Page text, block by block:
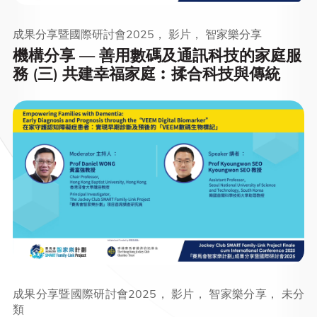
機構分享 — 善用數碼及通訊科技的家庭服
務 (三) 共建幸福家庭︰揉合科技與傳統
成果分享暨國際研討會2025， 影片， 智家樂分享
成果分享暨國際研討會2025， 影片， 智家樂分享， 未分
類